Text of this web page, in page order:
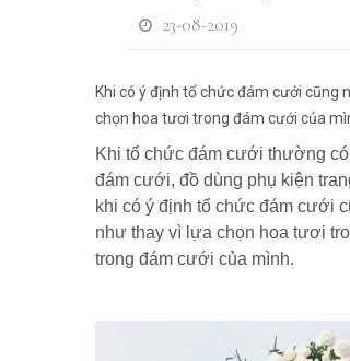
23-08-2019
Khi có ý định tổ chức đám cưới cũng
chọn hoa tươi trong đám cưới của
Khi tổ chức đám cưới thường
đám cưới, đồ dùng phụ kiện
khi có ý định tổ chức đám cưới
như thay vì lựa chọn hoa tươi
trong đám cưới của mình.